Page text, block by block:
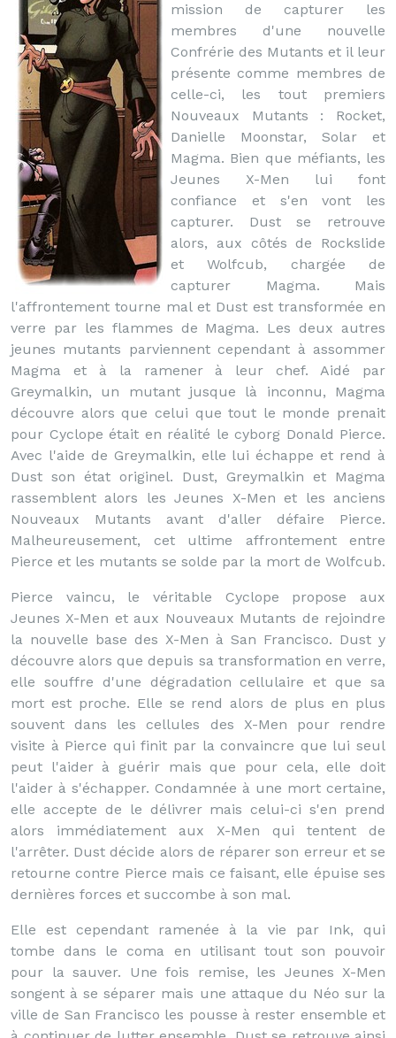
mission de capturer les
membres d'une nouvelle
Confrérie des Mutants et il leur
présente comme membres de
celle-ci, les tout premiers
Nouveaux Mutants : Rocket,
Danielle Moonstar, Solar et
Magma. Bien que méfiants, les
Jeunes X-Men lui font
confiance et s'en vont les
capturer. Dust se retrouve
alors, aux côtés de Rockslide
et Wolfcub, chargée de
capturer Magma. Mais
l'affrontement tourne mal et Dust est transformée en
verre par les flammes de Magma. Les deux autres
jeunes mutants parviennent cependant à assommer
Magma et à la ramener à leur chef. Aidé par
Greymalkin, un mutant jusque là inconnu, Magma
découvre alors que celui que tout le monde prenait
pour Cyclope était en réalité le cyborg Donald Pierce.
Avec l'aide de Greymalkin, elle lui échappe et rend à
Dust son état originel. Dust, Greymalkin et Magma
rassemblent alors les Jeunes X-Men et les anciens
Nouveaux Mutants avant d'aller défaire Pierce.
Malheureusement, cet ultime affrontement entre
Pierce et les mutants se solde par la mort de Wolfcub.
Pierce vaincu, le véritable Cyclope propose aux
Jeunes X-Men et aux Nouveaux Mutants de rejoindre
la nouvelle base des X-Men à San Francisco. Dust y
découvre alors que depuis sa transformation en verre,
elle souffre d'une dégradation cellulaire et que sa
mort est proche. Elle se rend alors de plus en plus
souvent dans les cellules des X-Men pour rendre
visite à Pierce qui finit par la convaincre que lui seul
peut l'aider à guérir mais que pour cela, elle doit
l'aider à s'échapper. Condamnée à une mort certaine,
elle accepte de le délivrer mais celui-ci s'en prend
alors immédiatement aux X-Men qui tentent de
l'arrêter. Dust décide alors de réparer son erreur et se
retourne contre Pierce mais ce faisant, elle épuise ses
dernières forces et succombe à son mal.
Elle est cependant ramenée à la vie par Ink, qui
tombe dans le coma en utilisant tout son pouvoir
pour la sauver. Une fois remise, les Jeunes X-Men
songent à se séparer mais une attaque du Néo sur la
ville de San Francisco les pousse à rester ensemble et